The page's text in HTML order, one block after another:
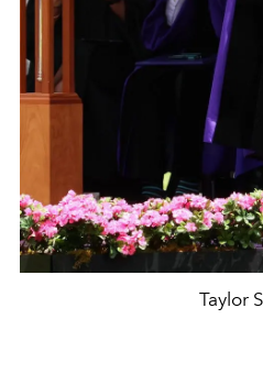
Taylor